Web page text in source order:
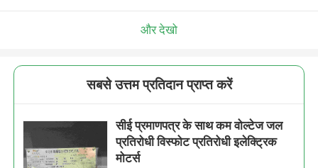
और देखो
सबसे उत्तम प्रतिदान प्राप्त करें
सीई प्रमाणपत्र के साथ कम वोल्टेज जल
प्रतिरोधी विस्फोट प्रतिरोधी इलेक्ट्रिक
मोटर्स